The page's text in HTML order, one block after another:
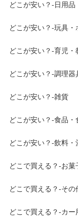
どこが安い？-日用品
どこが安い？-玩具・
どこが安い？-育児・
どこが安い？-調理器
どこが安い？-雑貨
どこが安い？-食品・
どこが安い？-飲料・
どこで買える？-お
どこで買える？-その
どこで買える？-カ